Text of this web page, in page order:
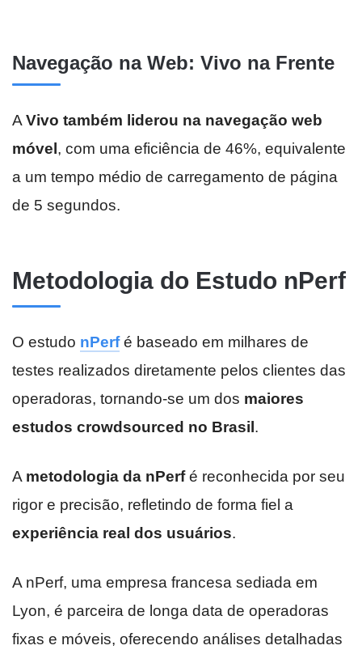
Navegação na Web: Vivo na Frente
A Vivo também liderou na navegação web
móvel, com uma eficiência de 46%, equivalente
a um tempo médio de carregamento de página
de 5 segundos.
Metodologia do Estudo nPerf
O estudo nPerfé baseado em milhares de
testes realizados diretamente pelos clientes das
operadoras, tornando-se um dos maiores
estudos crowdsourced no Brasil.
A metodologia da nPerfé reconhecida por seu
rigor e precisão, refletindo de forma fiel a
experiência real dos usuários.
A nPerf, uma empresa francesa sediada em
Lyon, é parceira de longa data de operadoras
fixas e móveis, oferecendo análises detalhadas